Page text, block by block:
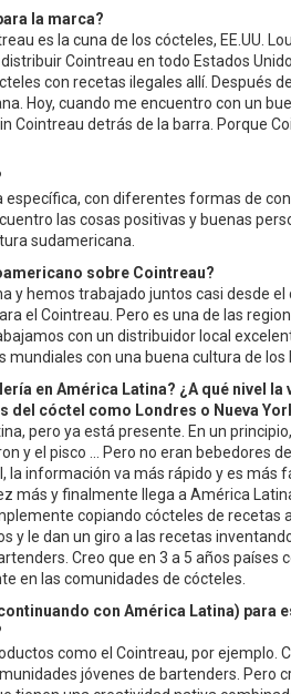
la marca?
es la cuna de los cócteles, EE.UU.
Cointreau en todo Estados
con recetas ilegales allí. Después
Hoy, cuando me encuentro con un
Cointreau detrás de la barra. Porque
con diferentes formas de
las cosas positivas y buenas
sudamericana.
sobre Cointreau?
y hemos trabajado juntos casi desde el
el Cointreau. Pero es una de las
con un distribuidor local
con una buena cultura de los
en América Latina? ¿A qué nivel la
del cóctel como Londres o Nueva
pero ya está presente. En un
y el pisco ... Pero no eran bebedores
la información va más rápido y es más
más y finalmente llega a América
copiando cócteles de recetas
y le dan un giro a las recetas
Creo que en 3 a 5 años países
en las comunidades de cócteles.
con América Latina) para
como el Cointreau, por ejemplo.
jóvenes de bartenders. Pero